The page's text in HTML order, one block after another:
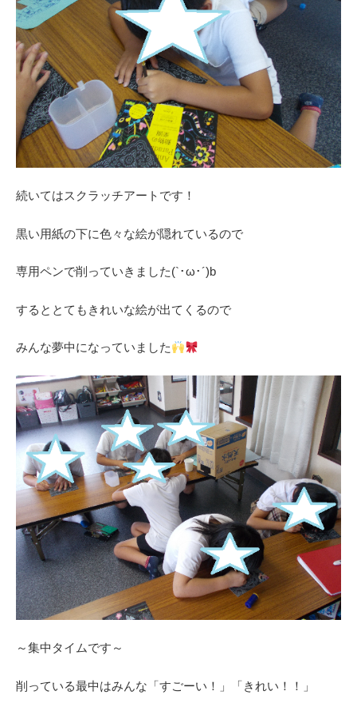
続いてはスクラッチアートです！
黒い用紙の下に色々な絵が隠れているので
専用ペンで削っていきました(`･ω･´)b
するととてもきれいな絵が出てくるので
みんな夢中になっていました
～集中タイムです～
削っている最中はみんな「すごーい！」「きれい！！」